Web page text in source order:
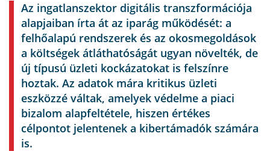
Az ingatlanszektor digitális transzformációja
alapjaiban írta át az iparág működését: a
felhőalapú rendszerek és az okosmegoldások
a költségek átláthatóságát ugyan növelték, de
új típusú üzleti kockázatokat is felszínre
hoztak. Az adatok mára kritikus üzleti
eszközzé váltak, amelyek védelme a piaci
bizalom alapfeltétele, hiszen értékes
célpontot jelentenek a kibertámadók számára
is.